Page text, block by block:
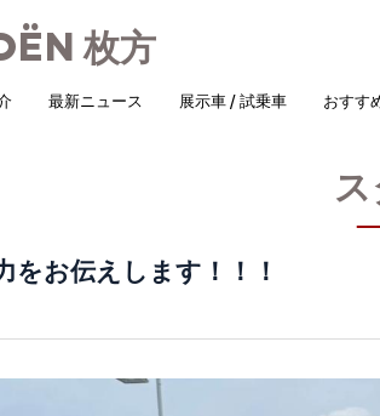
枚方
最新ニュース 展示車 / 試乗車 おすす
をお伝えします！！！